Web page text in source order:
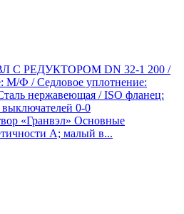
С РЕДУКТОРОМ DN 32-1 200 /
М/Ф / Седловое уплотнение:
нержавеющая / ISO фланец:
0-0
«Гранвэл» Основные
А; малый в...